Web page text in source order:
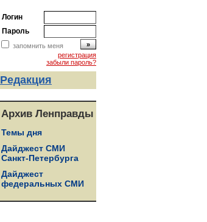
Логин
Пароль
запомнить меня
регистрация
забыли пароль?
Редакция
Архив Ленправды
Темы дня
Дайджест СМИ
Санкт-Петербурга
Дайджест
федеральных СМИ